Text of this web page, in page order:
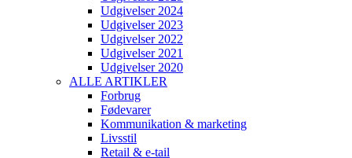
Udgivelser 2024
Udgivelser 2023
Udgivelser 2022
Udgivelser 2021
Udgivelser 2020
ALLE ARTIKLER
Forbrug
Fødevarer
Kommunikation & marketing
Livsstil
Retail & e-tail